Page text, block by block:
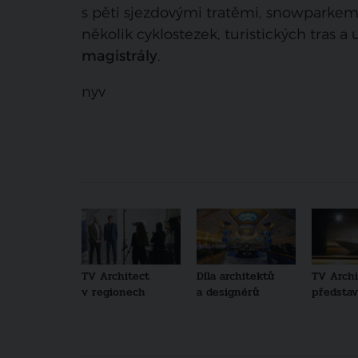
s pěti sjezdovými tratěmi,
několik cyklostezek, turistických tras
magistrály.
nyv
TV Architect
v regionech
Díla architektů
a designérů
TV